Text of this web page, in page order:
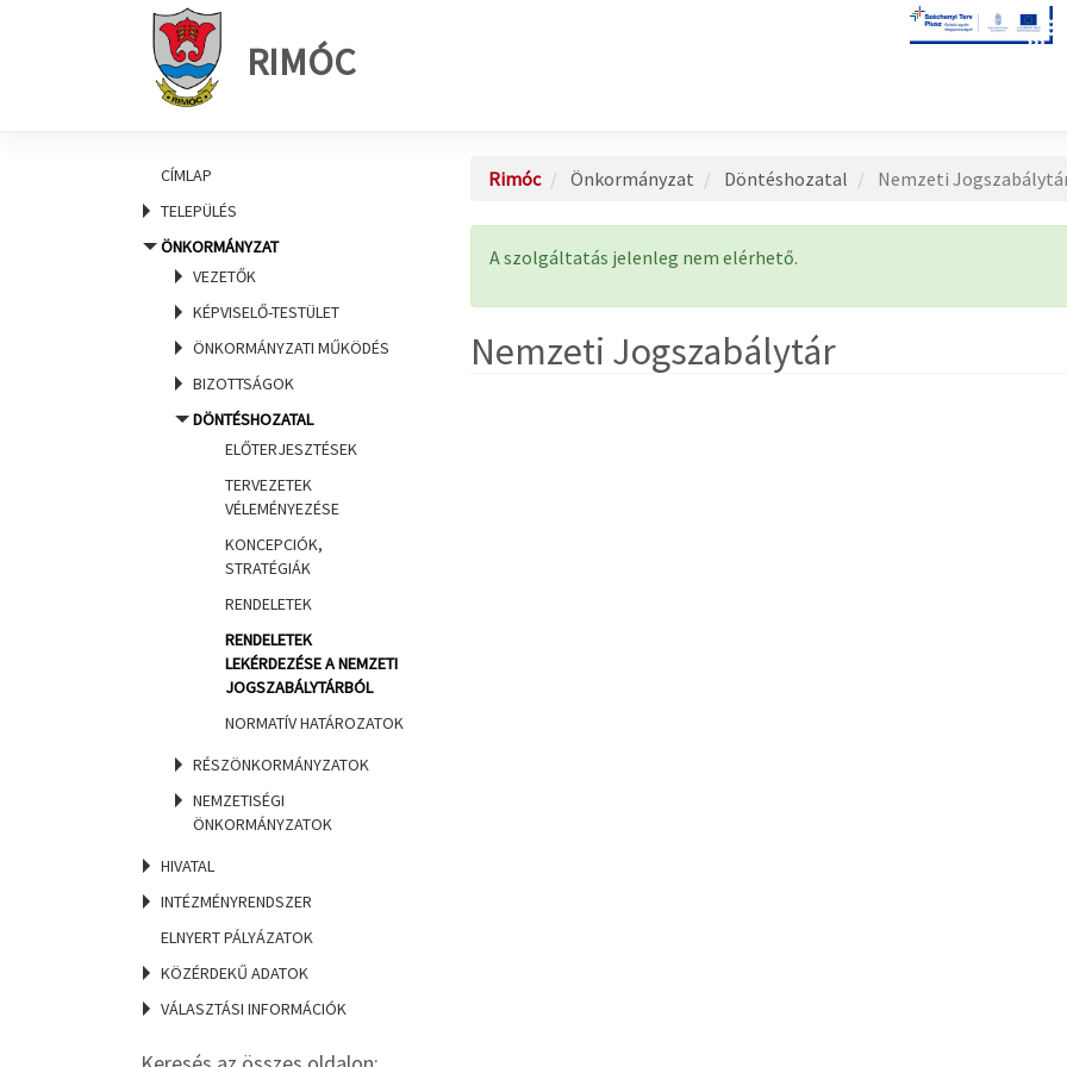
RIMÓC
CÍMLAP
TELEPÜLÉS
ÖNKORMÁNYZAT
VEZETŐK
KÉPVISELŐ-TESTÜLET
ÖNKORMÁNYZATI MŰKÖDÉS
BIZOTTSÁGOK
DÖNTÉSHOZATAL
ELŐTERJESZTÉSEK
TERVEZETEK
VÉLEMÉNYEZÉSE
KONCEPCIÓK,
STRATÉGIÁK
RENDELETEK
RENDELETEK
LEKÉRDEZÉSE A NEMZETI
JOGSZABÁLYTÁRBÓL
NORMATÍV HATÁROZATOK
RÉSZÖNKORMÁNYZATOK
NEMZETISÉGI
ÖNKORMÁNYZATOK
HIVATAL
INTÉZMÉNYRENDSZER
ELNYERT PÁLYÁZATOK
KÖZÉRDEKŰ ADATOK
VÁLASZTÁSI INFORMÁCIÓK
Rimóc Önkormányzat Döntéshozatal Nemzeti
Állapotüzenet
A szolgáltatás jelenleg nem elérhető.
Nemzeti Jogszabálytár